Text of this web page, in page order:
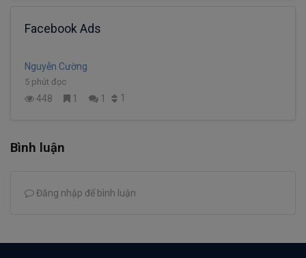
Facebook Ads
Nguyễn Cường
5 phút đọc
448 1 1 1
Bình luận
Đăng nhập để bình luận